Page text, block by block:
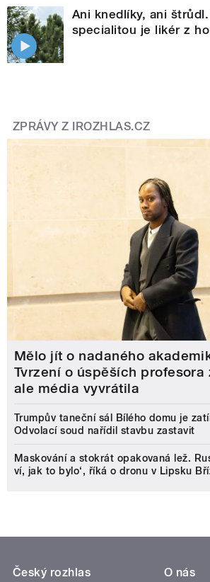
Ani knedlíky, ani
specialitou je likér z
ZPRÁVY Z IROZHLAS.CZ
Mělo jít o nadaného
Tvrzení o úspěších profesora
ale média vyvrátila
Trumpův taneční sál Bílého domu je
Odvolací soud nařídil stavbu zastavit
Maskování a stokrát opakovaná lež.
ví, jak to bylo‘, říká o dronu v Lipsku
Český rozhlas
O nás